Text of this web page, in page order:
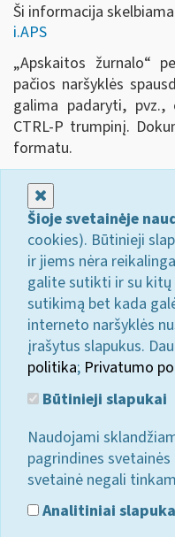
Ši informacija
i.APS
„Apskaitos žurnalo“
pačios naršyklės
galima padaryti, pvz.,
CTRL-P trumpinį.
formatu.
Šioje svetainėje
cookies). Būtinieji
ir jiems nėra
galite sutikti ir su kitų
sutikimą bet kada
interneto naršyklės
įrašytus slapukus.
politika; Privatumo
Būtinieji slapukai
Naudojami
pagrindines
svetainė negali
Analitiniai